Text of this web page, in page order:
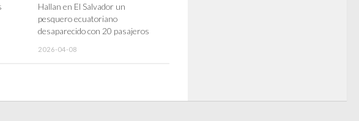
Hallan en El Salvador un
pesquero ecuatoriano
desaparecido con 20 pasajeros
2026-04-08